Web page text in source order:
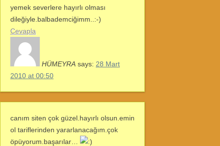
yemek severlere hayırlı olması
dileğiyle.balbademciğimm..:-)
Cevapla
HÜMEYRA says: 28 Mart
2010 at 00:50
canım siten çok güzel.hayırlı olsun.emin
ol tariflerinden yararlanacağım.çok
öpüyorum.başarılar…